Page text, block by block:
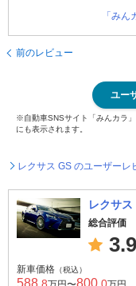
「み
前のレビュー
ユー
※自動車SNSサイト「みんカラ
にも表示されます。
レクサス GS のユーザー
レクサス
総合評価
3.9
新車価格 （税込）
588 800